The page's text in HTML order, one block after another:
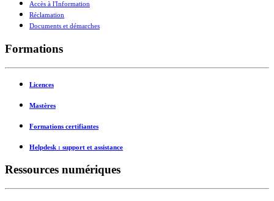
Accès à l'Information
Réclamation
Documents et démarches
Formations
Licences
Mastères
Formations certifiantes
Helpdesk : support et assistance
Ressources numériques